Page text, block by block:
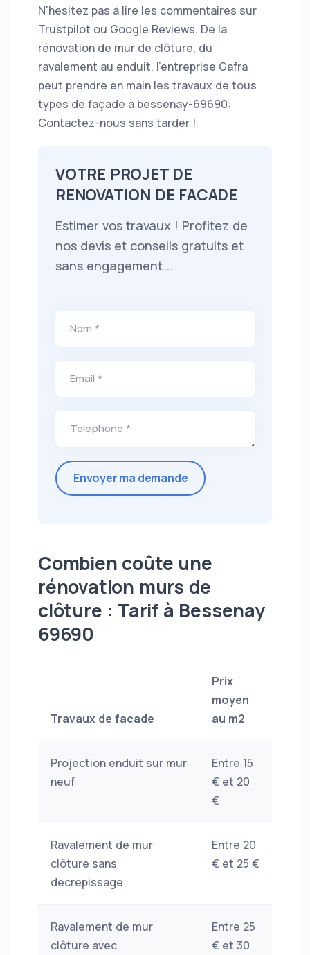
N'hesitez pas à lire les commentaires sur
Trustpilot ou Google Reviews. De la
rénovation de mur de clôture, du
ravalement au enduit, l’entreprise Gafra
peut prendre en main les travaux de tous
types de façade à bessenay-69690:
Contactez-nous sans tarder !
VOTRE PROJET DE
RENOVATION DE FACADE
Estimer vos travaux ! Profitez de
nos devis et conseils gratuits et
sans engagement...
Nom *
Email *
Telephone *
Combien coûte une
rénovation murs de
clôture : Tarif à Bessenay
69690
Travaux de facade
Prix
moyen
au m2
Projection enduit sur mur
neuf
Entre 15
€ et 20
€
Ravalement de mur
clôture sans
decrepissage
Entre 20
€ et 25 €
Ravalement de mur
clôture avec
Entre 25
€ et 30